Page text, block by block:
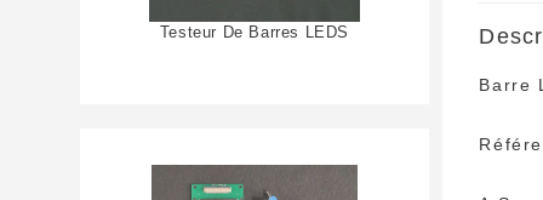
Barre
Testeur De Barres LEDS